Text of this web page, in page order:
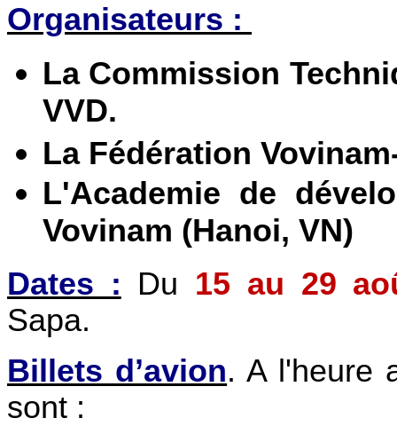
Organisateurs :
La Commission
VVD.
La Fédération
L'Academie de
Vovinam (Hanoi, VN)
Dates : Du 15 au 29
Sapa.
Billets d’avion. A l'heure
sont :